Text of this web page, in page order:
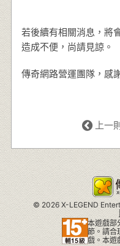
若後續有相關消息，將
造成不便，尚請見諒。
傳奇網路營運團隊，感
上一則
© 2026 X-LEGEND
本遊戲部
節。請合
戲。本遊